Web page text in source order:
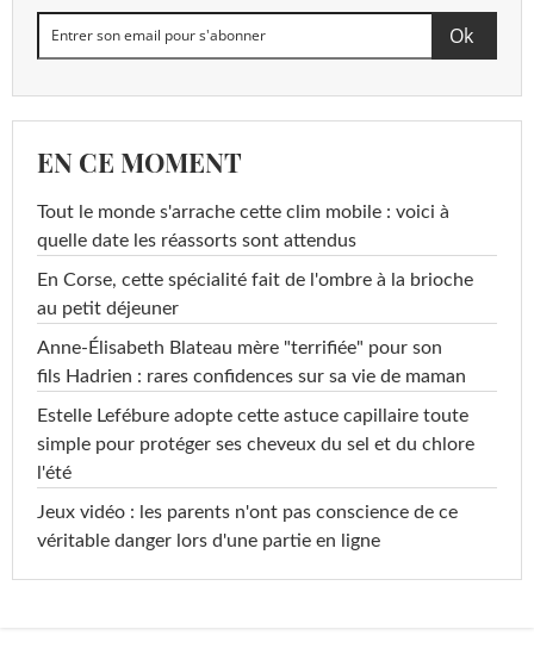
EN CE MOMENT
Tout le monde s'arrache cette clim mobile : voici à
quelle date les réassorts sont attendus
En Corse, cette spécialité fait de l'ombre à la brioche
au petit déjeuner
Anne-Élisabeth Blateau mère "terrifiée" pour son
fils Hadrien : rares confidences sur sa vie de maman
Estelle Lefébure adopte cette astuce capillaire toute
simple pour protéger ses cheveux du sel et du chlore
l'été
Jeux vidéo : les parents n'ont pas conscience de ce
véritable danger lors d'une partie en ligne